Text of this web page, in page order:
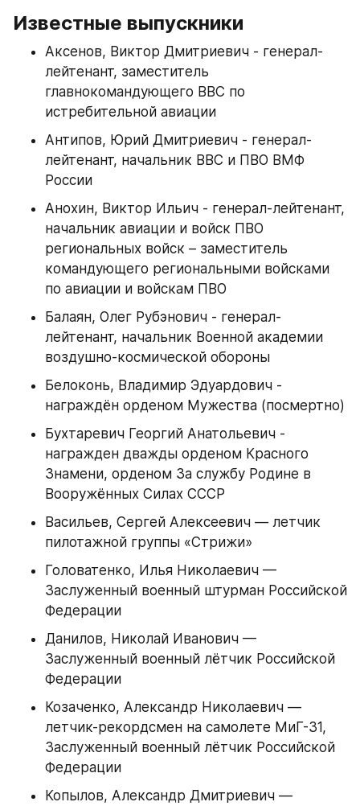
Известные выпускники
Аксенов, Виктор Дмитриевич - генерал-
лейтенант, заместитель
главнокомандующего ВВС по
истребительной авиации
Антипов, Юрий Дмитриевич - генерал-
лейтенант, начальник ВВС и ПВО ВМФ
России
Анохин, Виктор Ильич - генерал-лейтенант,
начальник авиации и войск ПВО
региональных войск – заместитель
командующего региональными войсками
по авиации и войскам ПВО
Балаян, Олег Рубэнович - генерал-
лейтенант, начальник Военной академии
воздушно-космической обороны
Белоконь, Владимир Эдуардович -
награждён орденом Мужества (посмертно)
Бухтаревич Георгий Анатольевич -
награжден дважды орденом Красного
Знамени, орденом За службу Родине в
Вооружённых Силах СССР
Васильев, Сергей Алексеевич — летчик
пилотажной группы «Стрижи»
Головатенко, Илья Николаевич —
Заслуженный военный штурман Российской
Федерации
Данилов, Николай Иванович —
Заслуженный военный лётчик Российской
Федерации
Козаченко, Александр Николаевич —
летчик-рекордсмен на самолете МиГ-31,
Заслуженный военный лётчик Российской
Федерации
Копылов, Александр Дмитриевич —